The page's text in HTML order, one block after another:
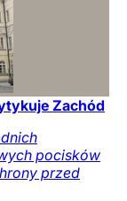
Zachód
pocisków
przed